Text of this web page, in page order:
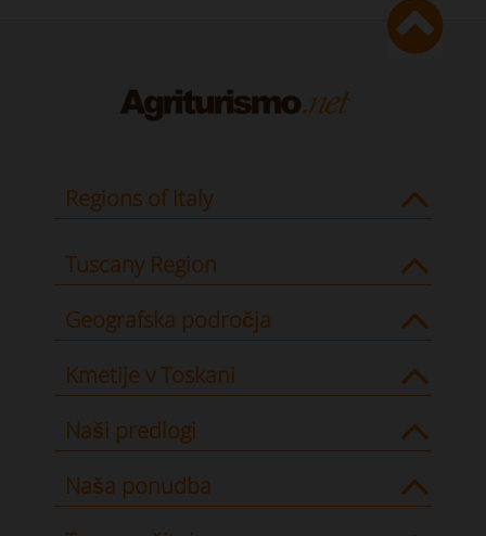
Regions of Italy
Tuscany Region
Geografska področja
Kmetije v Toskani
Naši predlogi
Naša ponudba